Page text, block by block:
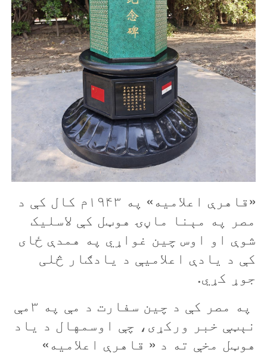
«قاهرې اعلاميه» په
۱۹۴۳م کال کې د
مصر په مېنا ماڼۍ هوټل کې لاسليک
شوې او اوس چين غواړي په همدې ځای
کې د يادې اعلاميې د يادګار څلی
جوړ کړي.
په مصر کې د چین سفارت د مې په ۳مې
نېټې خبر ورکړی، چې اوسمهال د ياد
هوټل مخې ته د « قاهرې اعلاميه»